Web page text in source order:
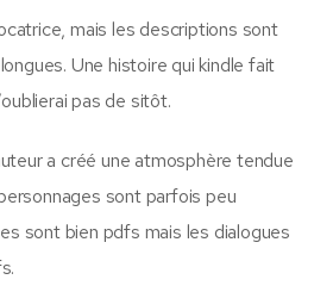
mais les descriptions sont
Une histoire qui kindle fait
pas de sitôt.
a créé une atmosphère tendue
sont parfois peu
sont bien pdfs mais les dialogues